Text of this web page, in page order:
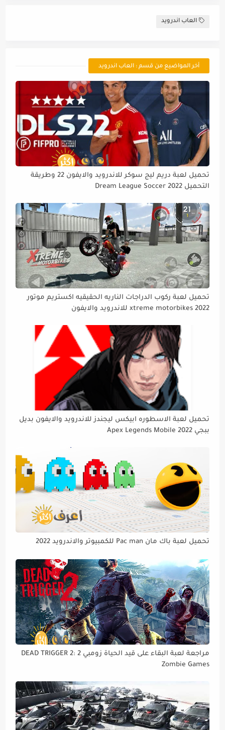
العاب اندرويد
أخر المواضيع من قسم : العاب اندرويد
تحميل لعبة دريم ليج سوكر للاندرويد والايفون 22 وطريقة
التحميل Dream League Soccer 2022
تحميل لعبة ركوب الدراجات الناريه الحقيقيه اكستريم موتور
xtreme motorbikes 2022 للاندرويد والايفون
تحميل لعبة الاسطوره ابيكس ليجندز للاندرويد والايفون بديل
ببجي Apex Legends Mobile 2022
تحميل لعبة باك مان Pac man للكمبيوتر والاندرويد 2022
مراجعة لعبة البقاء على قيد الحياة زومبي 2 DEAD TRIGGER 2:
Zombie Games